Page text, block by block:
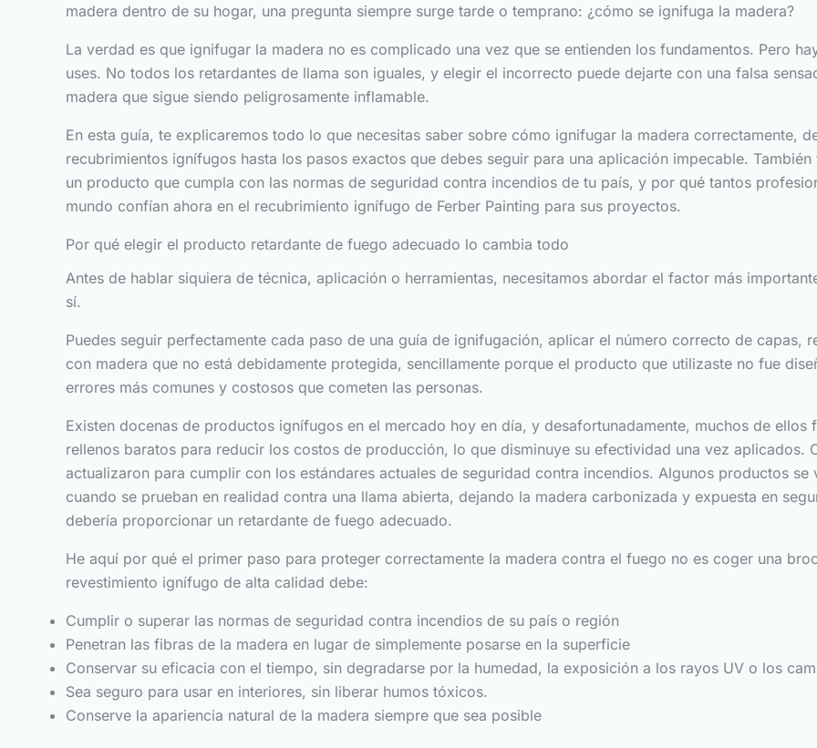
madera dentro de su hogar, una pregunta siempre surge tarde o temprano: ¿cómo se ignifuga la madera?
La verdad es que ignifugar la madera no es complicado una vez que se entienden los fundamentos. Pero
uses. No todos los retardantes de llama son iguales, y elegir el incorrecto puede dejarte con una falsa
madera que sigue siendo peligrosamente inflamable.
En esta guía, te explicaremos todo lo que necesitas saber sobre cómo ignifugar la madera correctamente,
recubrimientos ignífugos hasta los pasos exactos que debes seguir para una aplicación impecable.
un producto que cumpla con las normas de seguridad contra incendios de tu país, y por qué tantos
mundo confían ahora en el recubrimiento ignífugo de Ferber Painting para sus proyectos.
Por qué elegir el producto retardante de fuego adecuado lo cambia todo
Antes de hablar siquiera de técnica, aplicación o herramientas, necesitamos abordar el factor más
sí.
Puedes seguir perfectamente cada paso de una guía de ignifugación, aplicar el número correcto de capas,
con madera que no está debidamente protegida, sencillamente porque el producto que utilizaste no fue
errores más comunes y costosos que cometen las personas.
Existen docenas de productos ignífugos en el mercado hoy en día, y desafortunadamente, muchos de
rellenos baratos para reducir los costos de producción, lo que disminuye su efectividad una vez aplicados.
actualizaron para cumplir con los estándares actuales de seguridad contra incendios. Algunos productos
cuando se prueban en realidad contra una llama abierta, dejando la madera carbonizada y expuesta en
debería proporcionar un retardante de fuego adecuado.
He aquí por qué el primer paso para proteger correctamente la madera contra el fuego no es coger una
revestimiento ignífugo de alta calidad debe:
Cumplir o superar las normas de seguridad contra incendios de su país o región
Penetran las fibras de la madera en lugar de simplemente posarse en la superficie
Conservar su eficacia con el tiempo, sin degradarse por la humedad, la exposición a los rayos UV o los
Sea seguro para usar en interiores, sin liberar humos tóxicos.
Conserve la apariencia natural de la madera siempre que sea posible